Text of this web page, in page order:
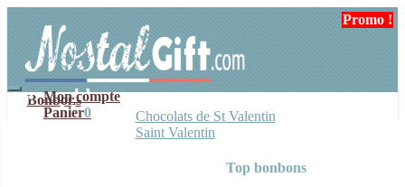
navigation
contenu
Mon compte
Panier0
Bonbons
Chocolats de St Valentin
Saint Valentin
Top bonbons
Promo !
Promo !
Promo !
Promo !
Promo !
Promo !
Promo !